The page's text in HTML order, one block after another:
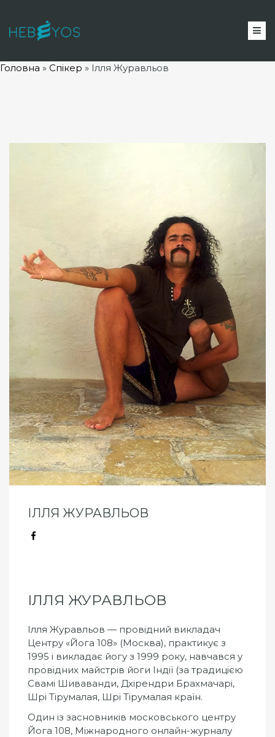
Головна » Спікер » Ілля Журавльов
ІЛЛЯ ЖУРАВЛЬОВ
ІЛЛЯ ЖУРАВЛЬОВ
Ілля Журавльов — провідний викладач
Центру «Йога 108» (Москва), практикує з
1995 і викладає йогу з 1999 року, навчався у
провідних майстрів йоги Індії (за традицією
Свамі Шиваванди, Дхірендри Брахмачарі,
Шрі Тірумалая, Шрі Тірумалая країн.
Один із засновників московського центру
Йога 108, Міжнародного онлайн-журналу